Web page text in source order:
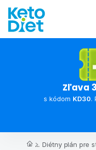
Zľava
s kódom KD30.
... Diétny plán pre